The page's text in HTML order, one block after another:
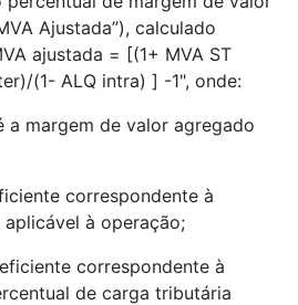
Ajustada”), calculado
ajustada = [(1+ MVA ST
(1- ALQ intra) ] -1", onde:
a margem de valor agregado
correspondente à
à operação;
correspondente à
de carga tributária